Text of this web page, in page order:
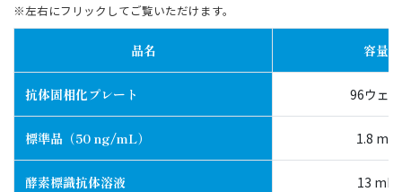
※左右にフリックしてご覧いただけます。
品名 容量
抗体固相化プレート 96ウェル
標準品（50 ng/mL） 1.8 mL
酵素標識抗体溶液 13 mL